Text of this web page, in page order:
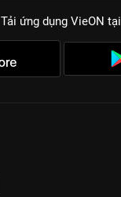
Tải ứng dụng VieON tại